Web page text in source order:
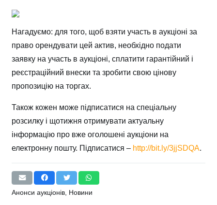
Нагадуємо: для того, щоб взяти участь в аукціоні за
право орендувати цей актив, необхідно подати
заявку на участь в аукціоні, сплатити гарантійний і
реєстраційний внески та зробити свою цінову
пропозицію на торгах.
Також кожен може підписатися на спеціальну
розсилку і щотижня отримувати актуальну
інформацію про вже оголошені аукціони на
електронну пошту. Підписатися – http://bit.ly/3jjSDQA.
Анонси аукціонів Новини